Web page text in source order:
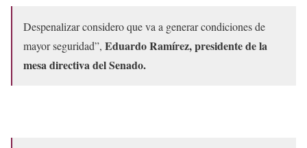
Despenalizar considero que va a generar condiciones de
mayor seguridad”, Eduardo Ramírez, presidente de la
mesa directiva del Senado.